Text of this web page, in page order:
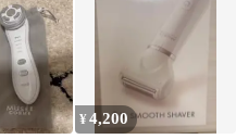
¥4,200